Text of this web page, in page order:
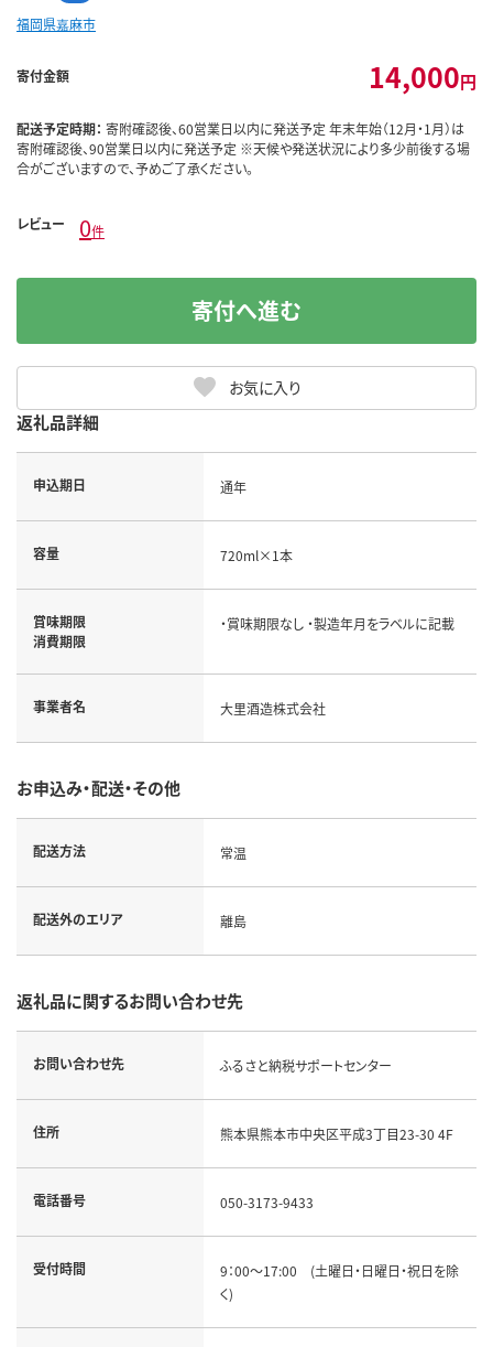
福岡県嘉麻市
寄付金額 14,000円
配送予定時期： 寄附確認後、60営業日以内に発送予定 年末年始（12月・1月）は
寄附確認後、90営業日以内に発送予定 ※天候や発送状況により多少前後する場
合がございますので、予めご了承ください。
レビュー 0件
お気に入り
寄付へ進む
返礼品詳細
申込期日 通年
容量 720ml×1本
賞味期限
消費期限
・賞味期限なし ・製造年月をラベルに記載
事業者名 大里酒造株式会社
お申込み・配送・その他
配送方法 常温
配送外のエリア 離島
返礼品に関するお問い合わせ先
お問い合わせ先 ふるさと納税サポートセンター
住所 熊本県熊本市中央区平成3丁目23-30 4F
電話番号 050-3173-9433
受付時間
9：00～17:00 (土曜日・日曜日・祝日を除
く)